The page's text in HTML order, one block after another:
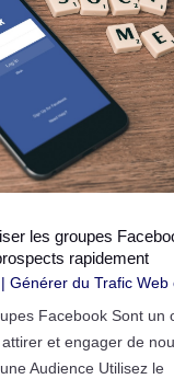
les groupes
rapidement
Générer du Trafic Web
Facebook Sont un
et engager de
Audience Utilisez le